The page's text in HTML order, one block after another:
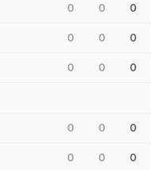
0 0 0
0 0 0
0 0 0
0 0 0
0 0 0